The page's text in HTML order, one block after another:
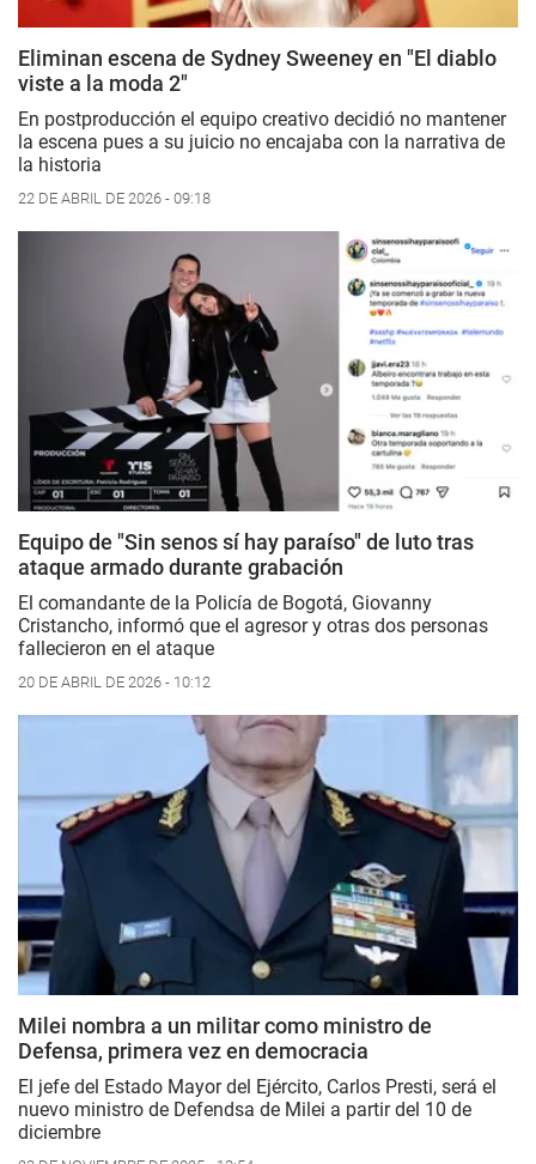
Eliminan escena de Sydney Sweeney en "El diablo
viste a la moda 2"
En postproducción el equipo creativo decidió no mantener
la escena pues a su juicio no encajaba con la narrativa de
la historia
22 DE ABRIL DE 2026 - 09:18
Equipo de "Sin senos sí hay paraíso" de luto tras
ataque armado durante grabación
El comandante de la Policía de Bogotá, Giovanny
Cristancho, informó que el agresor y otras dos personas
fallecieron en el ataque
20 DE ABRIL DE 2026 - 10:12
Milei nombra a un militar como ministro de
Defensa, primera vez en democracia
El jefe del Estado Mayor del Ejército, Carlos Presti, será el
nuevo ministro de Defendsa de Milei a partir del 10 de
diciembre